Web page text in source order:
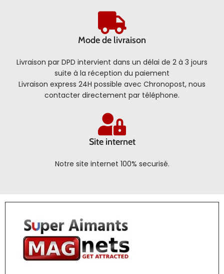
Mode de livraison
Livraison par DPD intervient dans un délai de 2 à 3 jours
suite à la réception du paiement
Livraison express 24H possible avec Chronopost, nous
contacter directement par téléphone.
Site internet
Notre site internet 100% securisé.